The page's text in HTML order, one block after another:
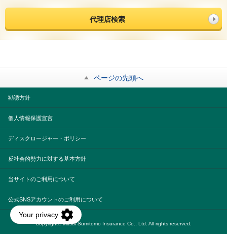
代理店検索
ページの先頭へ
勧誘方針
個人情報保護宣言
ディスクロージャー・ポリシー
反社会的勢力に対する基本方針
当サイトのご利用について
公式SNSアカウントのご利用について
Copyright© Mitsui Sumitomo Insurance Co., Ltd. All rights reserved.